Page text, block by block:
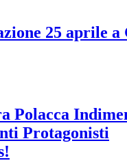
25 aprile a
Polacca
Protagonisti